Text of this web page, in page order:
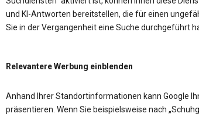
und KI-Antworten bereitstellen, die für einen
Sie in der Vergangenheit eine Suche durchgeführt
Relevantere Werbung einblenden
Anhand Ihrer Standortinformationen kann Google
präsentieren. Wenn Sie beispielsweise nach